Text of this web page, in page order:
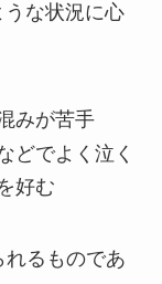
な状況に心
みが苦手
どでよく泣く
好む
れるものであ